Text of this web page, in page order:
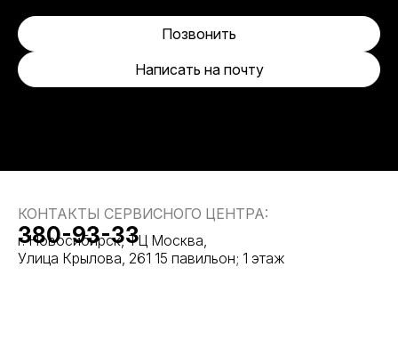
Написать на почту
Позвонить
КОНТАКТЫ СЕРВИСНОГО ЦЕНТРА:
г. Новосибирск, ТЦ Москва,
Улица Крылова, 261 15 павильон; 1 этаж
380-93-33